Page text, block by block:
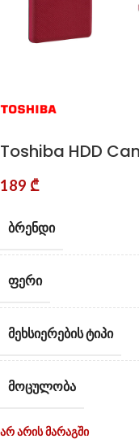
Toshiba HDD
189 ₾
ᲑᲠᲔᲜᲓᲘ
ᲤᲔᲠᲘ
ᲛᲔᲮᲡᲘᲔᲠᲔᲑᲘᲡ ᲢᲘᲞᲘ
ᲛᲝᲪᲣᲚᲝᲑᲐ
არ არის მარაგში